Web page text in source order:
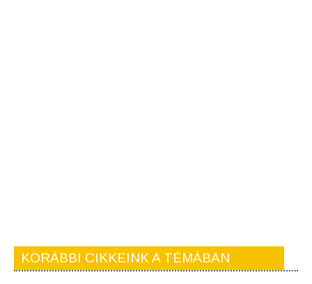
KORÁBBI CIKKEINK A TÉMÁBAN